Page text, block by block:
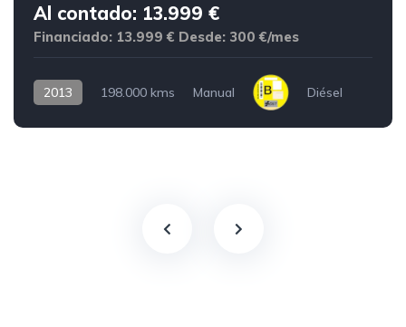
Al contado: 13.999 €
Financiado: 13.999 € Desde: 300 €/mes
2013 198.000 kms Manual Diésel